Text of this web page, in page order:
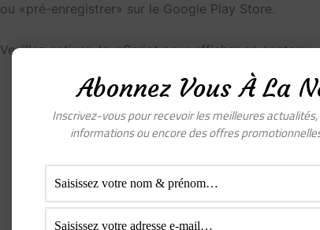
ou «pré-enregistrer» sur le Google Play Store.
Veuillez activer JavaScript pour afficher ce contenu
Abonnez Vous À La
Inscrivez-vous pour recevoir les meilleures
informations ou encore des offres